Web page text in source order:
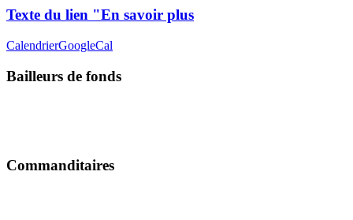
Texte du lien "En savoir plus
CalendrierGoogleCal
Bailleurs de fonds
Commanditaires